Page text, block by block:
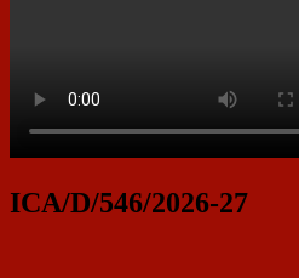
ICA/D/546/2026-27